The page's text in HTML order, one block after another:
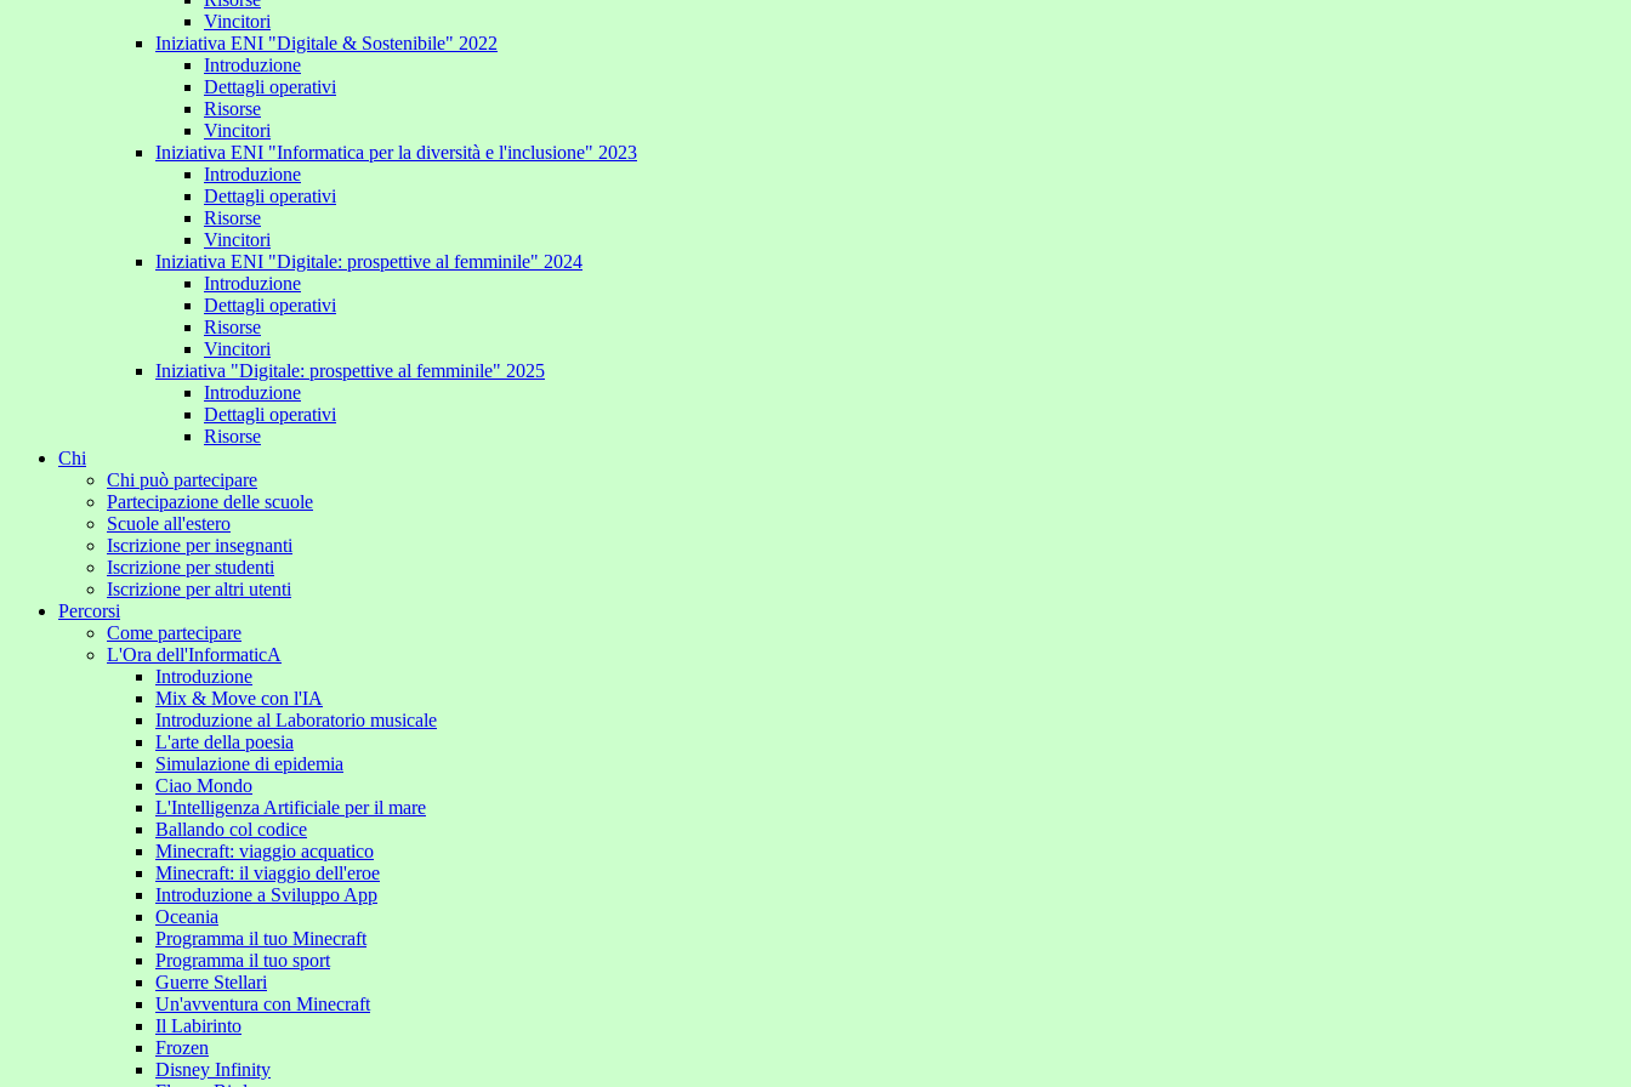
Vincitori
Iniziativa ENI "Digitale & Sostenibile" 2022
Introduzione
Dettagli operativi
Risorse
Vincitori
Iniziativa ENI "Informatica per la diversità e l'inclusione" 2023
Introduzione
Dettagli operativi
Risorse
Vincitori
Iniziativa ENI "Digitale: prospettive al femminile" 2024
Introduzione
Dettagli operativi
Risorse
Vincitori
Iniziativa "Digitale: prospettive al femminile" 2025
Introduzione
Dettagli operativi
Risorse
Chi
Chi può partecipare
Partecipazione delle scuole
Scuole all'estero
Iscrizione per insegnanti
Iscrizione per studenti
Iscrizione per altri utenti
Percorsi
Come partecipare
L'Ora dell'InformaticA
Introduzione
Mix & Move con l'IA
Introduzione al Laboratorio musicale
L'arte della poesia
Simulazione di epidemia
Ciao Mondo
L'Intelligenza Artificiale per il mare
Ballando col codice
Minecraft: viaggio acquatico
Minecraft: il viaggio dell'eroe
Introduzione a Sviluppo App
Oceania
Programma il tuo Minecraft
Programma il tuo sport
Guerre Stellari
Un'avventura con Minecraft
Il Labirinto
Frozen
Disney Infinity